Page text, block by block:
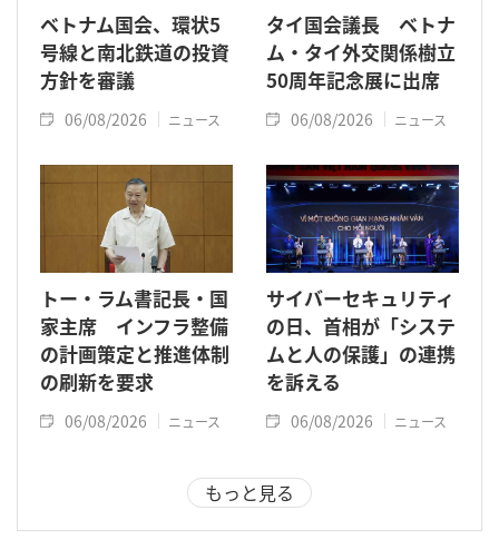
ベトナム国会、環状5
号線と南北鉄道の投資
方針を審議
06/08/2026 ニュース
タイ国会議長 ベトナ
ム・タイ外交関係樹立
50周年記念展に出席
06/08/2026 ニュース
トー・ラム書記長・国
家主席 インフラ整備
の計画策定と推進体制
の刷新を要求
06/08/2026 ニュース
サイバーセキュリティ
の日、首相が「システ
ムと人の保護」の連携
を訴える
06/08/2026 ニュース
もっと見る